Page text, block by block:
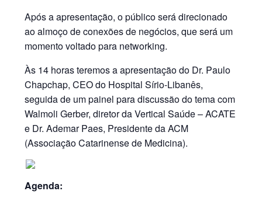
Após a apresentação, o público será direcionado
ao almoço de conexões de negócios, que será um
momento voltado para networking.
Às 14 horas teremos a apresentação do Dr. Paulo
Chapchap, CEO do Hospital Sírio-Libanês,
seguida de um painel para discussão do tema com
Walmoli Gerber, diretor da Vertical Saúde – ACATE
e Dr. Ademar Paes, Presidente da ACM
(Associação Catarinense de Medicina).
Agenda: